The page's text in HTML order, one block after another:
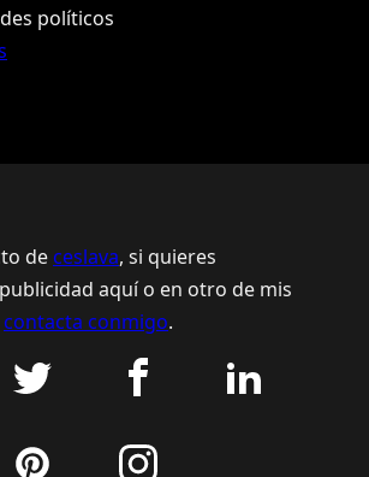
políticos
de ceslava, si quieres
aquí o en otro de mis
contacta conmigo.